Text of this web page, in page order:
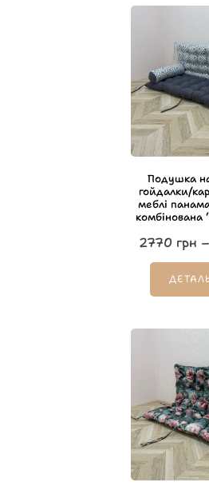
Подушка
гойдалки/
меблі
комбінована
2770 грн –